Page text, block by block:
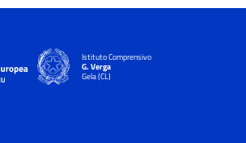
Istituto Comprensivo
G. Verga
Gela (CL)